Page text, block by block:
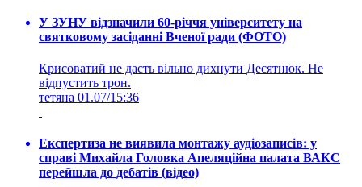
У ЗУНУ відзначили 60-річчя університету на
святковому засіданні Вченої ради (ФОТО)
Крисоватий не дасть вільно дихнути Десятнюк. Не
відпустить трон.
тетяна 01.07/15:36
Експертиза не виявила монтажу аудіозаписів: у
справі Михайла Головка Апеляційна палата ВАКС
перейшла до дебатів (відео)